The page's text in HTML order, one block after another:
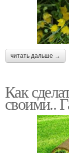
читать дальше →
Как
своими..